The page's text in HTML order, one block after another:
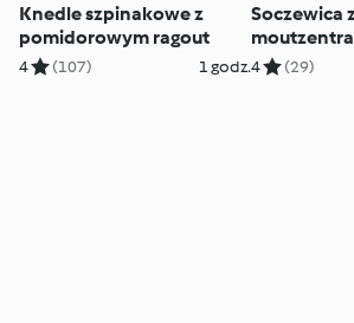
Knedle szpinakowe z
pomidorowym ragout
4 (107) 1 godz.
Soczewica
4 (29)